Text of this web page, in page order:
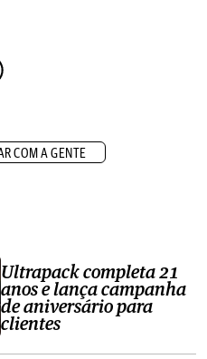
COM A GENTE
Ultrapack completa 21
anos e lança campanha
de aniversário para
clientes